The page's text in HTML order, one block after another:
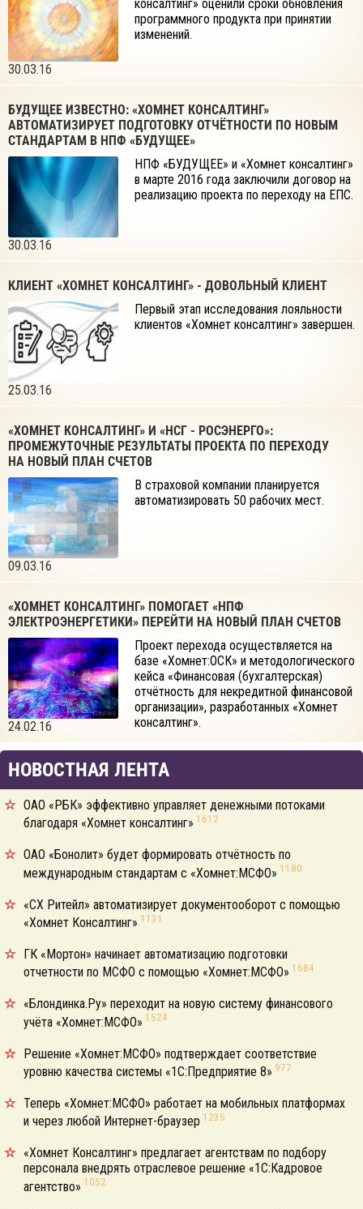
30.03.16
консалтинг» оценили сроки обновления
программного продукта при принятии
изменений.
БУДУЩЕЕ ИЗВЕСТНО: «ХОМНЕТ КОНСАЛТИНГ»
АВТОМАТИЗИРУЕТ ПОДГОТОВКУ ОТЧЁТНОСТИ ПО НОВЫМ
СТАНДАРТАМ В НПФ «БУДУЩЕЕ»
30.03.16
НПФ «БУДУЩЕЕ» и «Хомнет консалтинг»
в марте 2016 года заключили договор на
реализацию проекта по переходу на ЕПС.
КЛИЕНТ «ХОМНЕТ КОНСАЛТИНГ» - ДОВОЛЬНЫЙ КЛИЕНТ
25.03.16
Первый этап исследования лояльности
клиентов «Хомнет консалтинг» завершен.
«ХОМНЕТ КОНСАЛТИНГ» И «НСГ - РОСЭНЕРГО»:
ПРОМЕЖУТОЧНЫЕ РЕЗУЛЬТАТЫ ПРОЕКТА ПО ПЕРЕХОДУ
НА НОВЫЙ ПЛАН СЧЕТОВ
09.03.16
В страховой компании планируется
автоматизировать 50 рабочих мест.
«ХОМНЕТ КОНСАЛТИНГ» ПОМОГАЕТ «НПФ
ЭЛЕКТРОЭНЕРГЕТИКИ» ПЕРЕЙТИ НА НОВЫЙ ПЛАН СЧЕТОВ
24.02.16
Проект перехода осуществляется на
базе «Хомнет:ОСК» и методологического
кейса «Финансовая (бухгалтерская)
отчётность для некредитной финансовой
организации», разработанных «Хомнет
консалтинг».
НОВОСТНАЯ ЛЕНТА
ОАО «РБК» эффективно управляет денежными потоками
благодаря «Хомнет консалтинг» 1612
ОАО «Бонолит» будет формировать отчётность по
международным стандартам с «Хомнет:МСФО» 1180
«СХ Ритейл» автоматизирует документооборот с помощью
«Хомнет Консалтинг» 1131
ГК «Мортон» начинает автоматизацию подготовки
отчетности по МСФО с помощью «Хомнет:МСФО» 1684
«Блондинка.Ру» переходит на новую систему финансового
учёта «Хомнет:МСФО» 1524
Решение «Хомнет:МСФО» подтверждает соответствие
уровню качества системы «1С:Предприятие 8» 977
Теперь «Хомнет:МСФО» работает на мобильных платформах
и через любой Интернет-браузер 1235
«Хомнет Консалтинг» предлагает агентствам по подбору
персонала внедрять отраслевое решение «1С:Кадровое
агентство» 1052